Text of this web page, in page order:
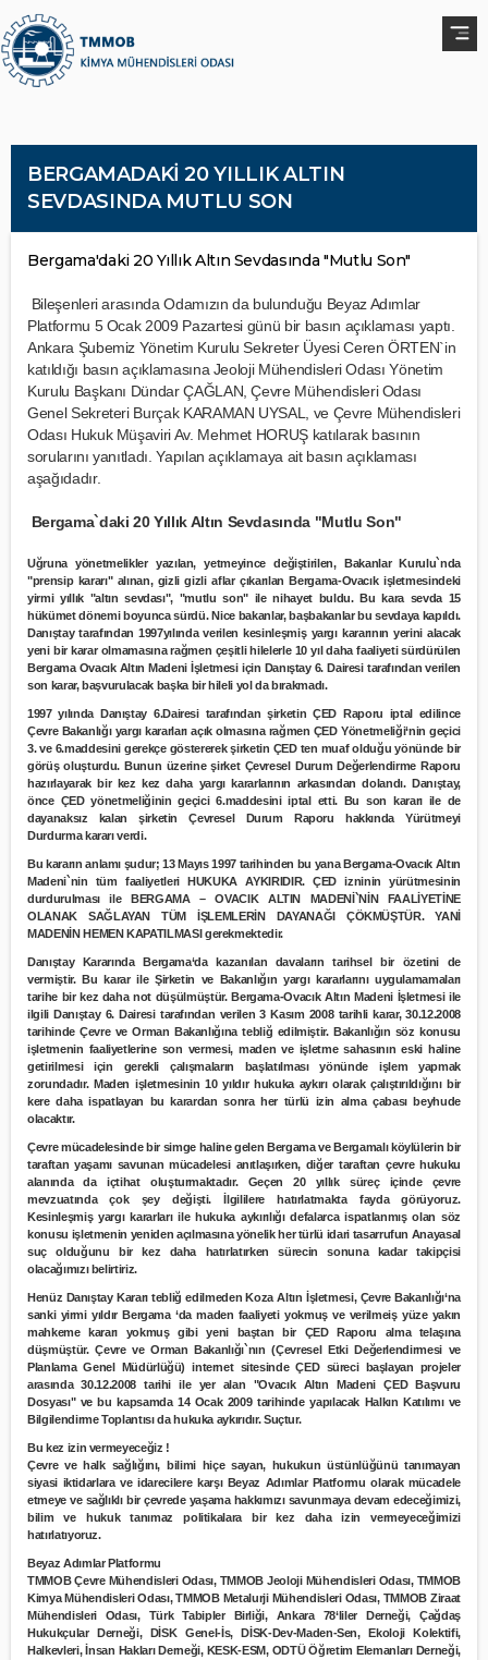
BERGAMADAKİ 20 YILLIK ALTIN
SEVDASINDA MUTLU SON
Bergama'daki 20 Yıllık Altın Sevdasında "Mutlu Son"
Bileşenleri arasında Odamızın da bulunduğu Beyaz Adımlar
Platformu 5 Ocak 2009 Pazartesi günü bir basın açıklaması yaptı.
Ankara Şubemiz Yönetim Kurulu Sekreter Üyesi Ceren ÖRTEN`in
katıldığı basın açıklamasına Jeoloji Mühendisleri Odası Yönetim
Kurulu Başkanı Dündar ÇAĞLAN, Çevre Mühendisleri Odası
Genel Sekreteri Burçak KARAMAN UYSAL, ve Çevre Mühendisleri
Odası Hukuk Müşaviri Av. Mehmet HORUŞ katılarak basının
sorularını yanıtladı. Yapılan açıklamaya ait basın açıklaması
aşağıdadır.
Bergama`daki 20 Yıllık Altın Sevdasında "Mutlu Son"
Uğruna yönetmelikler yazılan, yetmeyince değiştirilen, Bakanlar Kurulu`nda
"prensip kararı" alınan, gizli gizli aflar çıkarılan Bergama-Ovacık işletmesindeki
yirmi yıllık "altın sevdası", "mutlu son" ile nihayet buldu. Bu kara sevda 15
hükümet dönemi boyunca sürdü. Nice bakanlar, başbakanlar bu sevdaya kapıldı.
Danıştay tarafından 1997yılında verilen kesinleşmiş yargı kararının yerini alacak
yeni bir karar olmamasına rağmen çeşitli hilelerle 10 yıl daha faaliyeti sürdürülen
Bergama Ovacık Altın Madeni İşletmesi için Danıştay 6. Dairesi tarafından verilen
son karar, başvurulacak başka bir hileli yol da bırakmadı.
1997 yılında Danıştay 6.Dairesi tarafından şirketin ÇED Raporu iptal edilince
Çevre Bakanlığı yargı kararları açık olmasına rağmen ÇED Yönetmeliği‘nin geçici
3. ve 6.maddesini gerekçe göstererek şirketin ÇED ten muaf olduğu yönünde bir
görüş oluşturdu. Bunun üzerine şirket Çevresel Durum Değerlendirme Raporu
hazırlayarak bir kez kez daha yargı kararlarının arkasından dolandı. Danıştay,
önce ÇED yönetmeliğinin geçici 6.maddesini iptal etti. Bu son kararı ile de
dayanaksız kalan şirketin Çevresel Durum Raporu hakkında Yürütmeyi
Durdurma kararı verdi.
Bu kararın anlamı şudur; 13 Mayıs 1997 tarihinden bu yana Bergama-Ovacık Altın
Madeni`nin tüm faaliyetleri HUKUKA AYKIRIDIR. ÇED izninin yürütmesinin
durdurulması ile BERGAMA – OVACIK ALTIN MADENİ`NİN FAALİYETİNE
OLANAK SAĞLAYAN TÜM İŞLEMLERİN DAYANAĞI ÇÖKMÜŞTÜR. YANİ
MADENİN HEMEN KAPATILMASI gerekmektedir.
Danıştay Kararında Bergama‘da kazanılan davaların tarihsel bir özetini de
vermiştir. Bu karar ile Şirketin ve Bakanlığın yargı kararlarını uygulamamaları
tarihe bir kez daha not düşülmüştür. Bergama-Ovacık Altın Madeni İşletmesi ile
ilgili Danıştay 6. Dairesi tarafından verilen 3 Kasım 2008 tarihli karar, 30.12.2008
tarihinde Çevre ve Orman Bakanlığına tebliğ edilmiştir. Bakanlığın söz konusu
işletmenin faaliyetlerine son vermesi, maden ve işletme sahasının eski haline
getirilmesi için gerekli çalışmaların başlatılması yönünde işlem yapmak
zorundadır. Maden işletmesinin 10 yıldır hukuka aykırı olarak çalıştırıldığını bir
kere daha ispatlayan bu karardan sonra her türlü izin alma çabası beyhude
olacaktır.
Çevre mücadelesinde bir simge haline gelen Bergama ve Bergamalı köylülerin bir
taraftan yaşamı savunan mücadelesi anıtlaşırken, diğer taraftan çevre hukuku
alanında da içtihat oluşturmaktadır. Geçen 20 yıllık süreç içinde çevre
mevzuatında çok şey değişti. İlgililere hatırlatmakta fayda görüyoruz.
Kesinleşmiş yargı kararları ile hukuka aykırılığı defalarca ispatlanmış olan söz
konusu işletmenin yeniden açılmasına yönelik her türlü idari tasarrufun Anayasal
suç olduğunu bir kez daha hatırlatırken sürecin sonuna kadar takipçisi
olacağımızı belirtiriz.
Henüz Danıştay Kararı tebliğ edilmeden Koza Altın İşletmesi, Çevre Bakanlığı‘na
sanki yirmi yıldır Bergama ‘da maden faaliyeti yokmuş ve verilmeiş yüze yakın
mahkeme kararı yokmuş gibi yeni baştan bir ÇED Raporu alma telaşına
düşmüştür. Çevre ve Orman Bakanlığı`nın (Çevresel Etki Değerlendirmesi ve
Planlama Genel Müdürlüğü) internet sitesinde ÇED süreci başlayan projeler
arasında 30.12.2008 tarihi ile yer alan "Ovacık Altın Madeni ÇED Başvuru
Dosyası" ve bu kapsamda 14 Ocak 2009 tarihinde yapılacak Halkın Katılımı ve
Bilgilendirme Toplantısı da hukuka aykırıdır. Suçtur.
Bu kez izin vermeyeceğiz !
Çevre ve halk sağlığını, bilimi hiçe sayan, hukukun üstünlüğünü tanımayan
siyasi iktidarlara ve idarecilere karşı Beyaz Adımlar Platformu olarak mücadele
etmeye ve sağlıklı bir çevrede yaşama hakkımızı savunmaya devam edeceğimizi,
bilim ve hukuk tanımaz politikalara bir kez daha izin vermeyeceğimizi
hatırlatıyoruz.
Beyaz Adımlar Platformu
TMMOB Çevre Mühendisleri Odası, TMMOB Jeoloji Mühendisleri Odası, TMMOB
Kimya Mühendisleri Odası, TMMOB Metalurji Mühendisleri Odası, TMMOB Ziraat
Mühendisleri Odası, Türk Tabipler Birliği, Ankara 78‘liler Derneği, Çağdaş
Hukukçular Derneği, DİSK Genel-İs, DİSK-Dev-Maden-Sen, Ekoloji Kolektifi,
Halkevleri, İnsan Hakları Derneği, KESK-ESM, ODTÜ Öğretim Elemanları Derneği,